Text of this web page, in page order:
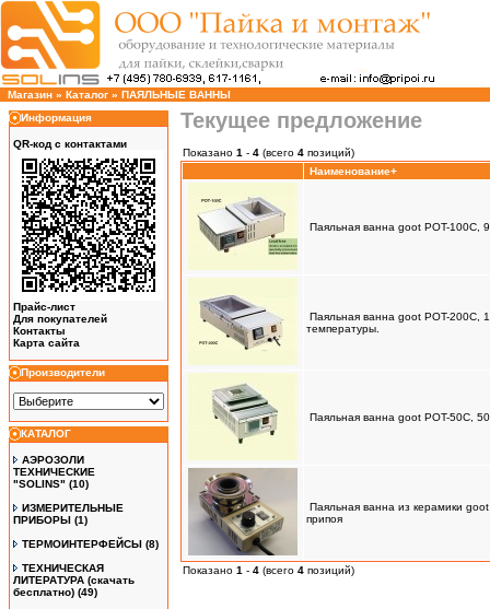
Магазин » Каталог » ПАЯЛЬНЫЕ ВАННЫ
Информация
QR-код с контактами
Прайс-лист
Для покупателей
Контакты
Карта сайта
Производители
КАТАЛОГ
АЭРОЗОЛИ
ТЕХНИЧЕСКИЕ
"SOLINS" (10)
ИЗМЕРИТЕЛЬНЫЕ
ПРИБОРЫ (1)
ТЕРМОИНТЕРФЕЙСЫ (8)
ТЕХНИЧЕСКАЯ
ЛИТЕРАТУРА (скачать
бесплатно) (49)
Текущее предложение
Показано 1 - 4 (всего 4 позиций)
Наименование+
Паяльная ванна goot POT-100C,
Паяльная ванна goot POT-200C,
температуры.
Паяльная ванна goot POT-50C,
Паяльная ванна из керамики
припоя
Показано 1 - 4 (всего 4 позиций)